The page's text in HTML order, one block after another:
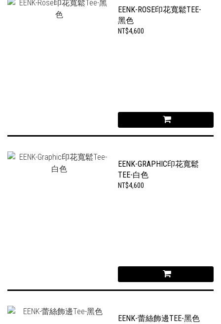
EENK-ROSE印花寬鬆TEE-
黑色
NT$4,600
EENK-GRAPHIC印花寬鬆
TEE-白色
NT$4,600
EENK-蕾絲飾邊TEE-黑色